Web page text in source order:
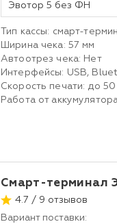
Эвотор 5 без ФН
Тип кассы: смарт-
Ширина чека: 57 мм
Автоотрез чека: Нет
Интерфейсы: USB,
Скорость печати: до
Работа от
Смарт-терминал
4.7 / 9 отзывов
Вариант поставки: